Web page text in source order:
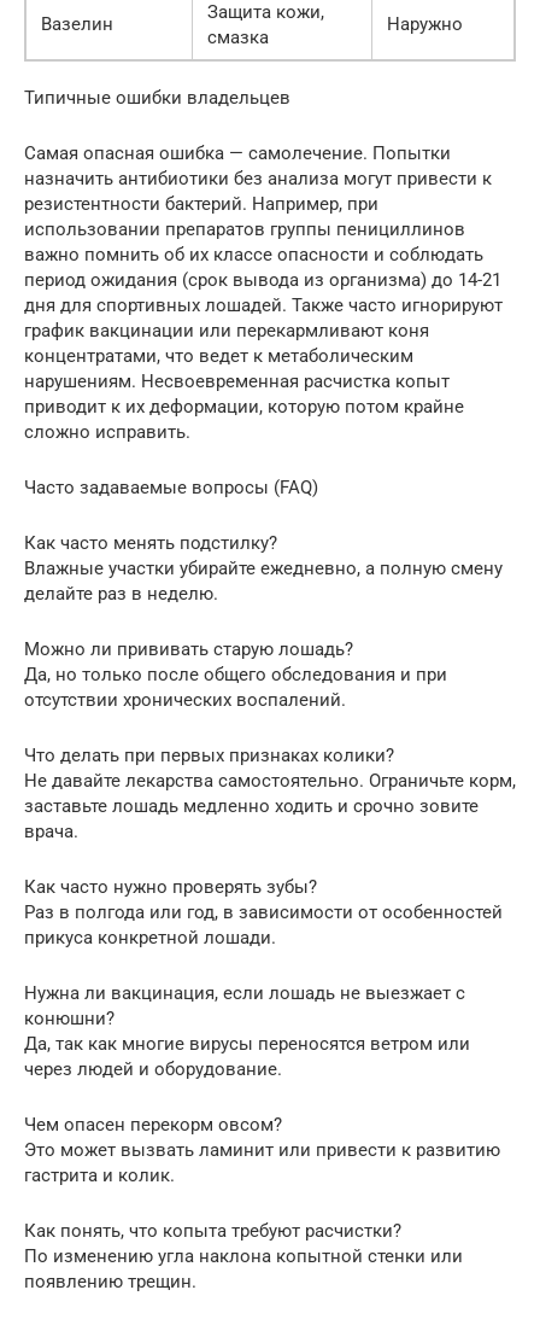
Вазелин
Защита кожи,
смазка
Наружно
Типичные ошибки владельцев
Самая опасная ошибка — самолечение. Попытки
назначить антибиотики без анализа могут привести к
резистентности бактерий. Например, при
использовании препаратов группы пенициллинов
важно помнить об их классе опасности и соблюдать
период ожидания (срок вывода из организма) до 14-21
дня для спортивных лошадей. Также часто игнорируют
график вакцинации или перекармливают коня
концентратами, что ведет к метаболическим
нарушениям. Несвоевременная расчистка копыт
приводит к их деформации, которую потом крайне
сложно исправить.
Часто задаваемые вопросы (FAQ)
Как часто менять подстилку?
Влажные участки убирайте ежедневно, а полную смену
делайте раз в неделю.
Можно ли прививать старую лошадь?
Да, но только после общего обследования и при
отсутствии хронических воспалений.
Что делать при первых признаках колики?
Не давайте лекарства самостоятельно. Ограничьте корм,
заставьте лошадь медленно ходить и срочно зовите
врача.
Как часто нужно проверять зубы?
Раз в полгода или год, в зависимости от особенностей
прикуса конкретной лошади.
Нужна ли вакцинация, если лошадь не выезжает с
конюшни?
Да, так как многие вирусы переносятся ветром или
через людей и оборудование.
Чем опасен перекорм овсом?
Это может вызвать ламинит или привести к развитию
гастрита и колик.
Как понять, что копыта требуют расчистки?
По изменению угла наклона копытной стенки или
появлению трещин.